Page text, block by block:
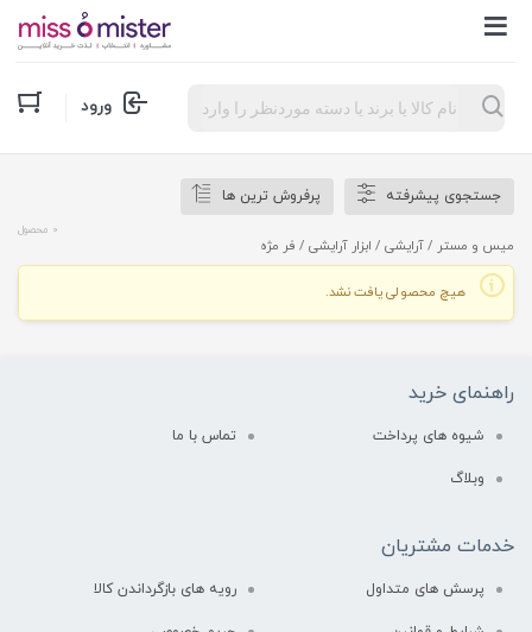
Products
search ورود
جستجوی پیشرفته پرفروش ترین ها
میس و مستر /آرایشی / ابزار آرایشی / فر مژه
0 محصول
هیچ محصولی یافت نشد.
راهنمای خرید
شیوه های پرداخت تماس با ما
وبلاگ
خدمات مشتریان
پرسش های متداول رویه های بازگرداندن کالا